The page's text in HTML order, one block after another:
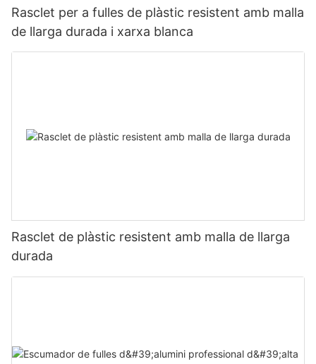
Rasclet per a fulles de plàstic resistent amb malla
de llarga durada i xarxa blanca
Rasclet de plàstic resistent amb malla de llarga
durada